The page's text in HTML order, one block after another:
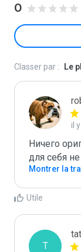
0
Classer par : Le
il
Ничего
для себя
Montrer la
Utile
T